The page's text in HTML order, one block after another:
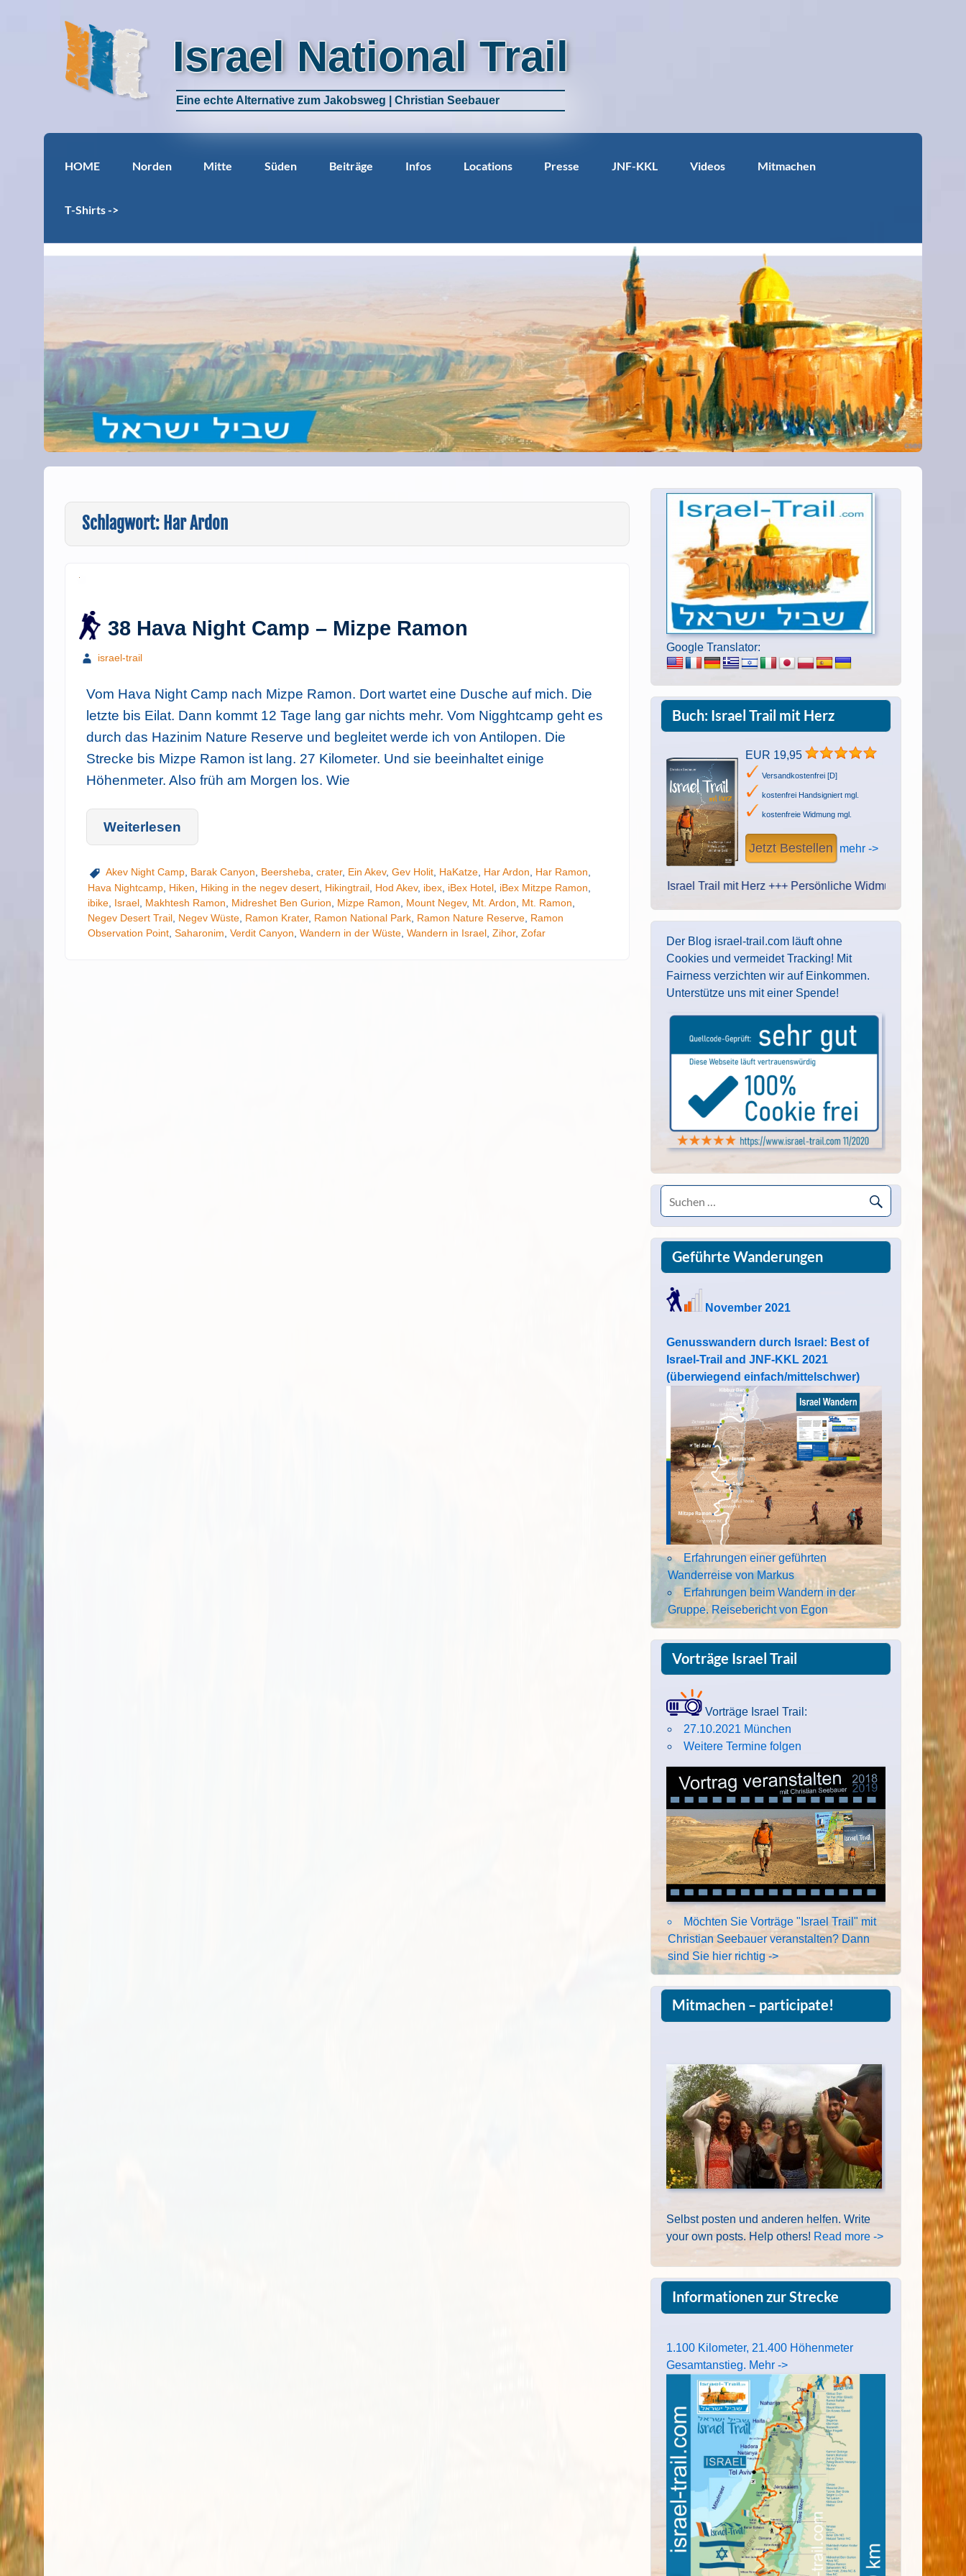
Israel National Trail
Eine echte Alternative zum Jakobsweg | Christian Seebauer
HOME Norden Mitte Süden Beiträge Infos Locations Presse JNF-KKL Videos Mitmachen
T-Shirts ->
Schlagwort: Har Ardon
38 Hava Night Camp – Mizpe Ramon
israel-trail
Vom Hava Night Camp nach Mizpe Ramon. Dort wartet eine Dusche auf mich. Die
letzte bis Eilat. Dann kommt 12 Tage lang gar nichts mehr. Vom Nigghtcamp geht es
durch das Hazinim Nature Reserve und begleitet werde ich von Antilopen. Die
Strecke bis Mizpe Ramon ist lang. 27 Kilometer. Und sie beeinhaltet einige
Höhenmeter. Also früh am Morgen los. Wie
Weiterlesen
Akev Night Camp, Barak Canyon Beersheba crater, Ein Akev, Gev Holit, HaKatze, Har Ardon Har Ramon
Hava Nightcamp, Hiken Hiking in the negev desert, Hikingtrail, Hod Akev, ibex, iBex Hotel, iBex Mitzpe Ramon
ibike, Israel, Makhtesh Ramon Midreshet Ben Gurion Mizpe Ramon Mount Negev, Mt. Ardon Mt. Ramon
Negev Desert Trail, Negev Wüste, Ramon Krater, Ramon National Park, Ramon Nature Reserve, Ramon
Observation Point, Saharonim Verdit Canyon Wandern in der Wüste, Wandern in Israel, Zihor, Zofar
Google Translator:
Buch: Israel Trail mit Herz
EUR 19,95
Versandkostenfrei [D]
kostenfrei Handsigniert mgl.
kostenfreie Widmung mgl.
Jetzt Bestellen mehr ->
Tipp: Israel Trail mit Herz +++ Persönliche Widmung des Autors.
Der Blog israel-trail.com läuft ohne
Cookies und vermeidet Tracking! Mit
Fairness verzichten wir auf Einkommen.
Unterstütze uns mit einer Spende!
Geführte Wanderungen
November 2021
Genusswandern durch Israel: Best of
Israel-Trail and JNF-KKL 2021
(überwiegend einfach/mittelschwer)
Erfahrungen einer geführten
Wanderreise von Markus
Erfahrungen beim Wandern in der
Gruppe. Reisebericht von Egon
Vorträge Israel Trail
Vorträge Israel Trail:
27.10.2021 München
Weitere Termine folgen
Möchten Sie Vorträge "Israel Trail" mit
Christian Seebauer veranstalten? Dann
sind Sie hier richtig ->
Mitmachen – participate!
Selbst posten und anderen helfen. Write
your own posts. Help others! Read more ->
Informationen zur Strecke
1.100 Kilometer, 21.400 Höhenmeter
Gesamtanstieg. Mehr ->